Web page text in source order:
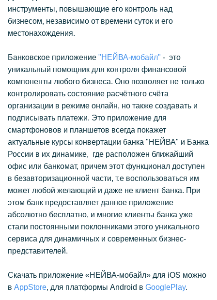
инструменты, повышающие его контроль над
бизнесом, независимо от времени суток и его
местонахождения.
Банковское приложение "НЕЙВА-мобайл" - это
уникальный помощник для контроля финансовой
компоненты любого бизнеса. Оно позволяет не только
контролировать состояние расчётного счёта
организации в режиме онлайн, но также создавать и
подписывать платежи. Это приложение для
смартфоновов и планшетов всегда покажет
актуальные курсы конвертации банка "НЕЙВА" и Банка
России в их динамике, где расположен ближайший
офис или банкомат, причем этот функционал доступен
в безавторизационной части, т.е воспользоваться им
может любой желающий и даже не клиент банка. При
этом банк предоставляет данное приложение
абсолютно бесплатно, и многие клиенты банка уже
стали постоянными поклонниками этого уникального
сервиса для динамичных и современных бизнес-
представителей.
Скачать приложение «НЕЙВА-мобайл» для iOS можно
в AppStore, для платформы Android в GooglePlay.